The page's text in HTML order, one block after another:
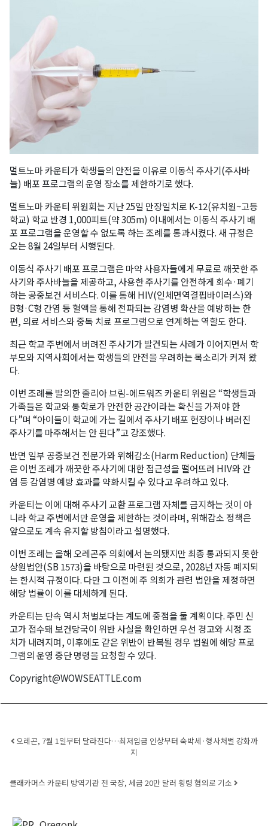
멀트노마 카운티가 학생들의 안전을 이유로 이동식 주사기(주사바
늘) 배포 프로그램의 운영 장소를 제한하기로 했다.
멀트노마 카운티 위원회는 지난 25일 만장일치로 K-12(유치원~고등
학교) 학교 반경 1,000피트(약 305m) 이내에서는 이동식 주사기 배
포 프로그램을 운영할 수 없도록 하는 조례를 통과시켰다. 새 규정은
오는 8월 24일부터 시행된다.
이동식 주사기 배포 프로그램은 마약 사용자들에게 무료로 깨끗한 주
사기와 주사바늘을 제공하고, 사용한 주사기를 안전하게 회수·폐기
하는 공중보건 서비스다. 이를 통해 HIV(인체면역결핍바이러스)와
B형·C형 간염 등 혈액을 통해 전파되는 감염병 확산을 예방하는 한
편, 의료 서비스와 중독 치료 프로그램으로 연계하는 역할도 한다.
최근 학교 주변에서 버려진 주사기가 발견되는 사례가 이어지면서 학
부모와 지역사회에서는 학생들의 안전을 우려하는 목소리가 커져 왔
다.
이번 조례를 발의한 줄리아 브림-에드워즈 카운티 위원은 “학생들과
가족들은 학교와 통학로가 안전한 공간이라는 확신을 가져야 한
다”며 “아이들이 학교에 가는 길에서 주사기 배포 현장이나 버려진
주사기를 마주해서는 안 된다”고 강조했다.
반면 일부 공중보건 전문가와 위해감소(Harm Reduction) 단체들
은 이번 조례가 깨끗한 주사기에 대한 접근성을 떨어뜨려 HIV와 간
염 등 감염병 예방 효과를 약화시킬 수 있다고 우려하고 있다.
카운티는 이에 대해 주사기 교환 프로그램 자체를 금지하는 것이 아
니라 학교 주변에서만 운영을 제한하는 것이라며, 위해감소 정책은
앞으로도 계속 유지할 방침이라고 설명했다.
이번 조례는 올해 오레곤주 의회에서 논의됐지만 최종 통과되지 못한
상원법안(SB 1573)을 바탕으로 마련된 것으로, 2028년 자동 폐지되
는 한시적 규정이다. 다만 그 이전에 주 의회가 관련 법안을 제정하면
해당 법률이 이를 대체하게 된다.
카운티는 단속 역시 처벌보다는 계도에 중점을 둘 계획이다. 주민 신
고가 접수돼 보건당국이 위반 사실을 확인하면 우선 경고와 시정 조
치가 내려지며, 이후에도 같은 위반이 반복될 경우 법원에 해당 프로
그램의 운영 중단 명령을 요청할 수 있다.
Copyright@WOWSEATTLE.com
Post navigation
오레곤, 7월 1일부터 달라진다…최저임금 인상부터 숙박세·형사처벌 강화까
지
클래카머스 카운티 방역기관 전 국장, 세금 20만 달러 횡령 혐의로 기소